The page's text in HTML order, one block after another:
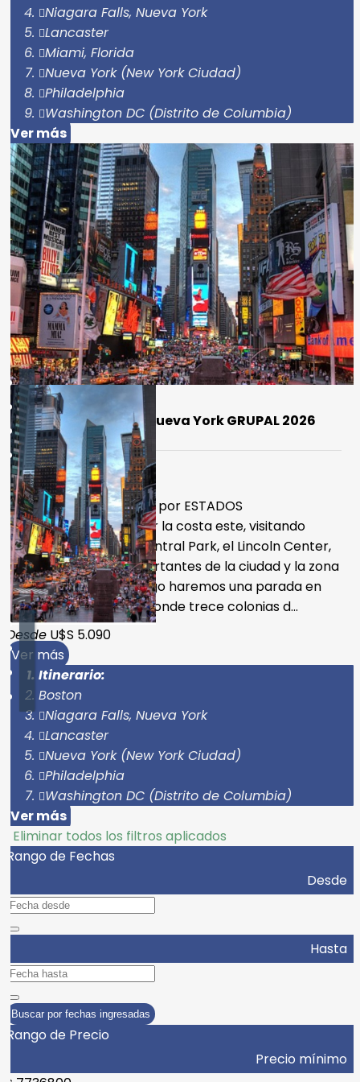
Niagara Falls, Nueva York
Lancaster
Miami, Florida
Nueva York (New York Ciudad)
Philadelphia
Washington DC (Distrito de Columbia)
Ver más
Joyas del Este con Nueva York GRUPAL 2026
Duración:
12Días9Noches
¡Recorrido fascinante por ESTADOS
UNIDOS!Recorrido por la costa este, visitando
Nueva York, con el Central Park, el Lincoln Center,
los museos más importantes de la ciudad y la zona
de Times Square. Luego haremos una parada en
Philadelphia, ciudad donde trece colonias d...
U$S 5.090
Ver más
Itinerario:
Boston
Niagara Falls, Nueva York
Lancaster
Nueva York (New York Ciudad)
Philadelphia
Washington DC (Distrito de Columbia)
Ver más
todos los filtros aplicados
de Fechas
Desde
Hasta
Buscar por fechas ingresadas
de Precio
Precio mínimo